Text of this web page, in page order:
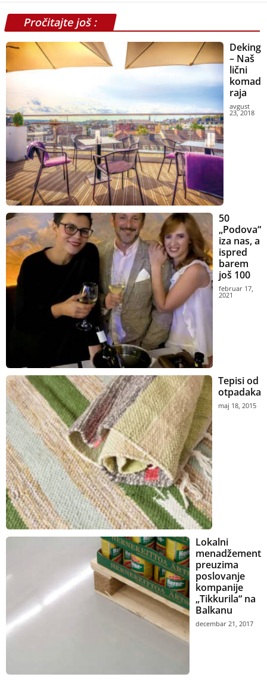
Pročitajte još :
Deking
– Naš
lični
komad
raja
avgust
23, 2018
50
„Podova“
iza nas, a
ispred
barem
još 100
februar 17,
2021
Tepisi od
otpadaka
maj 18, 2015
Lokalni
menadžement
preuzima
poslovanje
kompanije
„Tikkurila“ na
Balkanu
decembar 21, 2017